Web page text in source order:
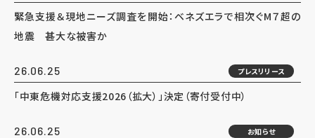
緊急支援＆現地ニーズ調査を開始：ベネズエラで相次ぐM７超の
地震 甚大な被害か
26.06.25 プレスリリース
「中東危機対応支援2026（拡大）」決定（寄付受付中）
26.06.25 お知らせ